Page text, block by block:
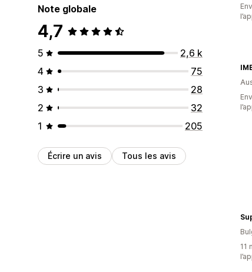
Note globale
4,7
5
2,6 k
4
75
3
28
2
32
1
205
Écrire un avis Tous les avis
11